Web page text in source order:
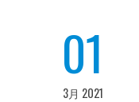
01
3月 2021